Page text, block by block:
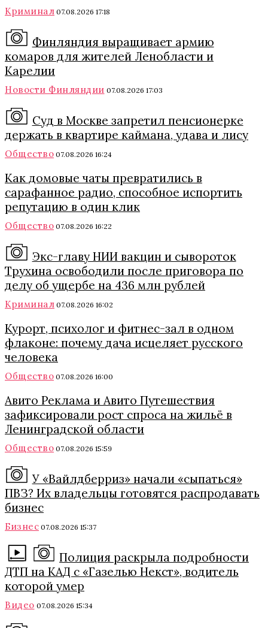
Криминал 07.08.2026 17:18
Финляндия выращивает армию
комаров для жителей Ленобласти и
Карелии
Новости Финляндии 07.08.2026 17:03
Суд в Москве запретил пенсионерке
держать в квартире каймана, удава и лису
Общество 07.08.2026 16:24
Как домовые чаты превратились в
сарафанное радио, способное испортить
репутацию в один клик
Общество 07.08.2026 16:22
Экс-главу НИИ вакцин и сывороток
Трухина освободили после приговора по
делу об ущербе на 436 млн рублей
Криминал 07.08.2026 16:02
Курорт, психолог и фитнес-зал в одном
флаконе: почему дача исцеляет русского
человека
Общество 07.08.2026 16:00
Авито Реклама и Авито Путешествия
зафиксировали рост спроса на жильё в
Ленинградской области
Общество 07.08.2026 15:59
У «Вайлдберриз» начали «сыпаться»
ПВЗ? Их владельцы готовятся распродавать
бизнес
Бизнес 07.08.2026 15:37
Полиция раскрыла подробности
ДТП на КАД с «Газелью Некст», водитель
которой умер
Видео 07.08.2026 15:34